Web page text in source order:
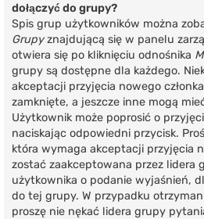
dołączyć do grupy?
Spis grup użytkowników można
Grupyznajdującą się w panelu
otwiera się po kliknięciu odnośnika
grupy są dostępne dla każdego.
akceptacji przyjęcia nowego
zamknięte, a jeszcze inne mogą
Użytkownik może poprosić o
naciskając odpowiedni przycisk.
która wymaga akceptacji przyjęcia
zostać zaakceptowana przez lidera
użytkownika o podanie wyjaśnień,
do tej grupy. W przypadku
proszę nie nękać lidera grupy